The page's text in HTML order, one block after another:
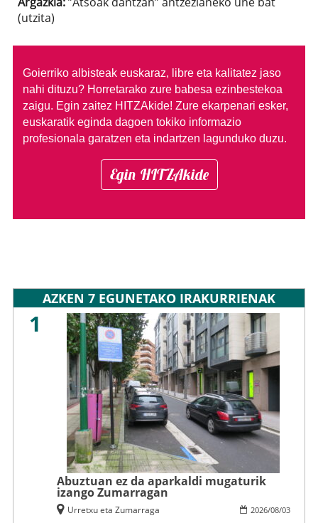
(utzita)
Goierriko albisteak euskaraz, libre eta kalitatez jaso
nahi dituzu? Horretarako zure babesa ezinbestekoa
zaigu. Egin zaitez HITZAkide! Zure ekarpenari esker,
euskaratik eginda dagoen tokiko informazio
profesionala garatzen eta indartzen lagunduko duzu.
Egin HITZAkide
AZKEN 7 EGUNETAKO IRAKURRIENAK
1
Abuztuan ez da aparkaldi mugaturik
izango Zumarragan
2026/08/03
Urretxu eta Zumarraga